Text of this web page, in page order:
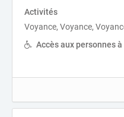
Activités
Voyance, Voyance,
Accès aux personnes